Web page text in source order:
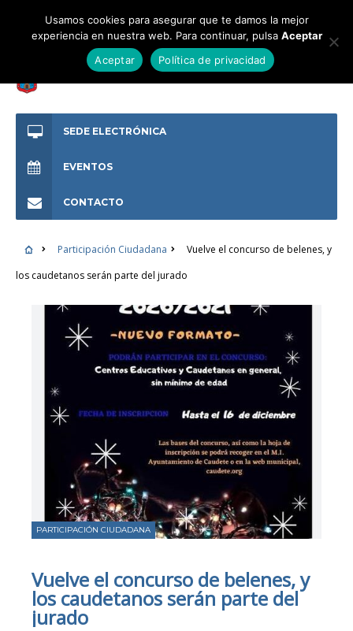
SEDE ELECTRÓNICA
EVENTOS
CONTACTO
Participación Ciudadana
Vuelve el concurso de belenes, y
los caudetanos serán parte del jurado
PARTICIPACIÓN CIUDADANA
Vuelve el concurso de belenes, y
los caudetanos serán parte del
jurado
Usamos cookies para asegurar que te damos la mejor
experiencia en nuestra web. Para continuar, pulsa Aceptar
Aceptar
Política de privacidad